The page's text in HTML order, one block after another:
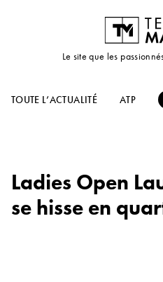
Le site que les
TOUTE L’ACTUALITÉ ATP
Ladies Open
se hisse en